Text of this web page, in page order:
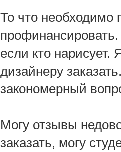
То что необходимо
если кто
дизайнеру
закономерный
Могу отзывы
заказать, могу